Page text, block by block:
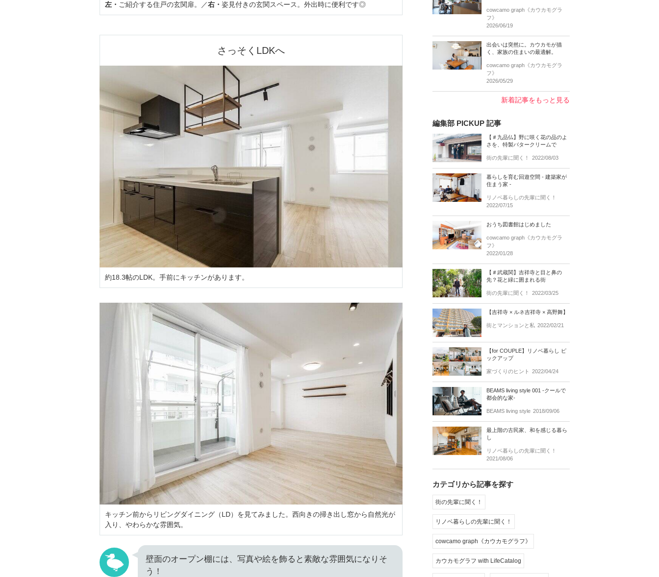
左・ ご紹介する住戸の玄関扉。／右・ 姿見付きの玄関スペース。外出時に便利です◎
さっそくLDKへ
約18.3帖のLDK。手前にキッチンがあります。
キッチン前からリビングダイニング（LD）を見てみました。西向きの掃き出し窓から自然光が
入り、やわらかな雰囲気。
壁面のオープン棚には、写真や絵を飾ると素敵な雰囲気になりそ
う！
cowcamo graph《カウカモグラ
フ》
2026/06/19
出会いは突然に。カウカモが描
く、家族の住まいの最適解。
cowcamo graph《カウカモグラ
フ》
2026/05/29
新着記事をもっと見る
編集部 PICKUP 記事
【＃九品仏】野に咲く花の品のよ
さを、特製バタークリームで
街の先輩に聞く！ 2022/08/03
暮らしを育む回遊空間 - 建築家が
住まう家 -
リノベ暮らしの先輩に聞く！
2022/07/15
おうち図書館はじめました
cowcamo graph《カウカモグラ
フ》
2022/01/28
【＃武蔵関】吉祥寺と目と鼻の
先？花と緑に囲まれる街
街の先輩に聞く！ 2022/03/25
【吉祥寺 × ルネ吉祥寺 × 高野舞】
街とマンションと私 2022/02/21
【for COUPLE】リノベ暮らし ピ
ックアップ
家づくりのヒント 2022/04/24
BEAMS living style 001 -クールで
都会的な家-
BEAMS living style 2018/09/06
最上階の古民家、和を感じる暮ら
し
リノベ暮らしの先輩に聞く！
2021/08/06
カテゴリから記事を探す
街の先輩に聞く！
リノベ暮らしの先輩に聞く！
cowcamo graph《カウカモグラフ》
カウカモグラフ with LifeCatalog